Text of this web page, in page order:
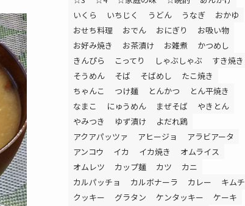
いくら
いちじく うどん うなぎ
おかゆ
おせち料理
おでん おにぎり
お吸い物
お好み焼き
お茶漬け お雑煮
かつめし
きんぴら
こってり しゃぶしゃぶ
すき焼き
そうめん
そば そばめし
たこ焼き
ちゃんこ
つけ麺 とんかつ
とん平焼き
なまこ
にゅうめん まぜそば
やきとん
やみつき
ゆず漬け
よだれ鶏
アクアパッツァ
アヒージョ
アラビアータ
アンコウ
イカ イカ焼き
オムライス
オムレツ
カップ麺 カツ
カニ
カルパッチョ
カルボナーラ カレー
キムチ
クッキー
グラタン ケンタッキー
ケーキ